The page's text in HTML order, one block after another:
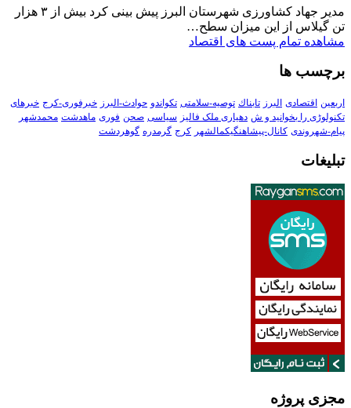
مدیر جهاد کشاورزی شهرستان البرز پیش بینی کرد بیش از ۳ هزار
تن گیلاس از این میزان سطح…
مشاهده تمام پست های اقتصاد
برچسب ها
اربعین اقتصادی البرز تابناك توصیه-سلامتی تکواندو حوادث-البرز خبرفوری-کرج خبرهای
تکنولوڑی را بخوانید و ش دهیاری ملک فالیز سیاسی صحن فوری ماهدشت محمدشهر
پیام-شهروندی کانال-پیشاهنگیکمالشهر کرج گرمدره گوهردشت
تبلیغات
مجزی پروژه